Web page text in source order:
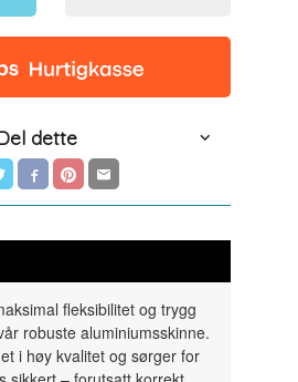
dette
fleksibilitet og trygg
robuste aluminiums­skinne.
i høy kvalitet og sørger for